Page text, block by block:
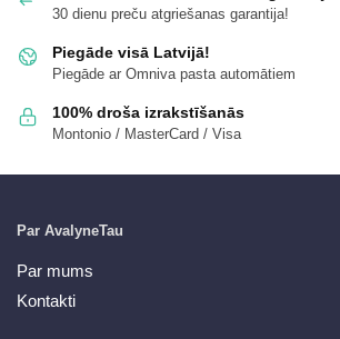
30 dienu preču atgriešanas garantija!
Piegāde visā Latvijā!
Piegāde ar Omniva pasta automātiem
100% droša izrakstīšanās
Montonio / MasterCard / Visa
Par AvalyneTau
Par mums
Kontakti